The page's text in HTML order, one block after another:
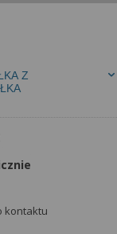
Z
kontaktu